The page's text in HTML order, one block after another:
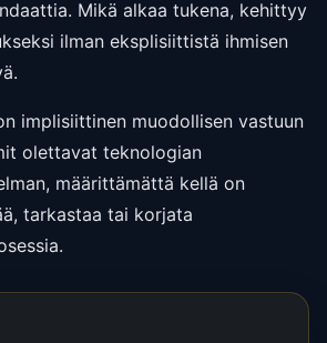
Mikä alkaa tukena, kehittyy
ilman eksplisiittistä ihmisen
implisiittinen muodollisen vastuun
olettavat teknologian
määrittämättä kellä on
tarkastaa tai korjata